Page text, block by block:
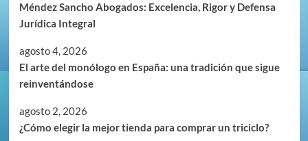
Méndez Sancho Abogados: Excelencia, Rigor y Defensa
Jurídica Integral
agosto 4, 2026
El arte del monólogo en España: una tradición que sigue
reinventándose
agosto 2, 2026
¿Cómo elegir la mejor tienda para comprar un triciclo?